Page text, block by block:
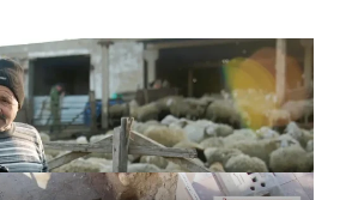
и VIP-зоны: сколько придется
в Аркадии